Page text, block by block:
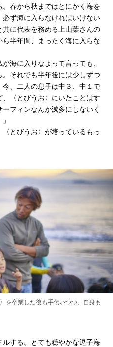
春から秋まではとにかく海を
ず海に入らなければいけない
に代表を務める上山葉さんの
半年間、まったく海に入らな
海に入りなよって言っても、
それでも半年後には少しずつ
、二人の息子は中３、中１で
〈とびうお〉にいたことはす
フィンなんか滅多にしないく
とびうお〉が培っているもっ
を卒業した後も手伝いつつ、自身も
する。とても穏やかな逗子海